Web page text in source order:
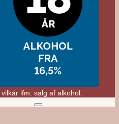
ifm. salg af alkohol.